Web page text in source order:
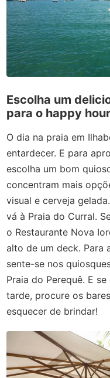
Escolha um
para o happy hour
O dia na praia em
entardecer. E para
escolha um bom
concentram mais
visual e cerveja
vá à Praia do Curral.
o Restaurante Nova
alto de um deck. Para
sente-se nos
Praia do Perequê. E
tarde, procure os
esquecer de brindar!